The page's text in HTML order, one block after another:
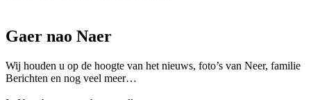
Gaer nao Naer
Wij houden u op de hoogte van het nieuws, foto’s van Neer, familie
Berichten en nog veel meer…